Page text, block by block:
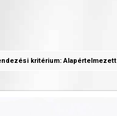
kritérium:Alapértelmezett